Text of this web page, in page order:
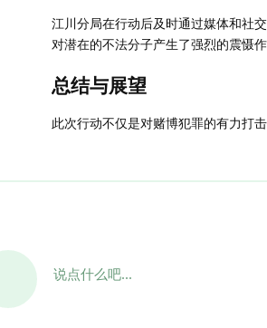
江川分局在行动后及时通过媒体和社
对潜在的不法分子产生了强烈的震慑
总结与展望
此次行动不仅是对赌博犯罪的有力打
说点什么吧...